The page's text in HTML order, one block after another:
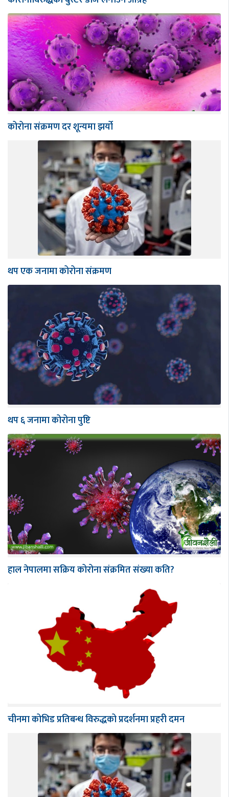
कोरोना संक्रमण दर शून्यमा झर्यो
थप एक जनामा कोरोना संक्रमण
थप ६ जनामा कोरोना पुष्टि
हाल नेपालमा सक्रिय कोरोना संक्रमित संख्या कति?
चीनमा कोभिड प्रतिबन्ध विरुद्धको प्रदर्शनमा प्रहरी दमन